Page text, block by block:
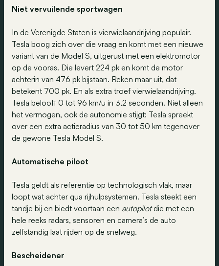
Niet vervuilende sportwagen
In de Verenigde Staten is vierwielaandrijving populair.
Tesla boog zich over die vraag en komt met een nieuwe
variant van de Model S, uitgerust met een elektromotor
op de vooras. Die levert 224 pk en komt de motor
achterin van 476 pk bijstaan. Reken maar uit, dat
betekent 700 pk. En als extra troef vierwielaandrijving.
Tesla belooft 0 tot 96 km/u in 3,2 seconden. Niet alleen
het vermogen, ook de autonomie stijgt: Tesla spreekt
over een extra actieradius van 30 tot 50 km tegenover
de gewone Tesla Model S.
Automatische piloot
Tesla geldt als referentie op technologisch vlak, maar
loopt wat achter qua rijhulpsystemen. Tesla steekt een
tandje bij en biedt voortaan een autopilotdie met een
hele reeks radars, sensoren en camera’s de auto
zelfstandig laat rijden op de snelweg.
Bescheidener